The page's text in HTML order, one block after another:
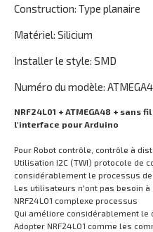
Construction: Type planaire
Matériel: Silicium
Installer le style: SMD
Numéro du modèle:
NRF24L01 + ATMEGA48 + sans
l'interface pour Arduino
Pour Robot contrôle, contrôle à
Utilisation I2C (TWI) protocole de
considérablement le processus de
Les utilisateurs n'ont pas besoin
NRF24L01 complexe processus
Qui améliore considérablement le
Adopter NRF24L01 comme les